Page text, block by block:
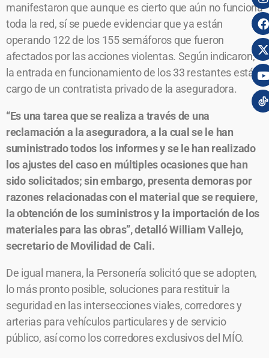
manifestaron que aunque es cierto que aún no funciona
toda la red, sí se puede evidenciar que ya están
operando 122 de los 155 semáforos que fueron
afectados por las acciones violentas. Según indicaron,
la entrada en funcionamiento de los 33 restantes está a
cargo de un contratista privado de la aseguradora.
“Es una tarea que se realiza a través de una
reclamación a la aseguradora, a la cual se le han
suministrado todos los informes y se le han realizado
los ajustes del caso en múltiples ocasiones que han
sido solicitados; sin embargo, presenta demoras por
razones relacionadas con el material que se requiere,
la obtención de los suministros y la importación de los
materiales para las obras”, detalló William Vallejo,
secretario de Movilidad de Cali.
De igual manera, la Personería solicitó que se adopten,
lo más pronto posible, soluciones para restituir la
seguridad en las intersecciones viales, corredores y
arterias para vehículos particulares y de servicio
público, así como los corredores exclusivos del MÍO.